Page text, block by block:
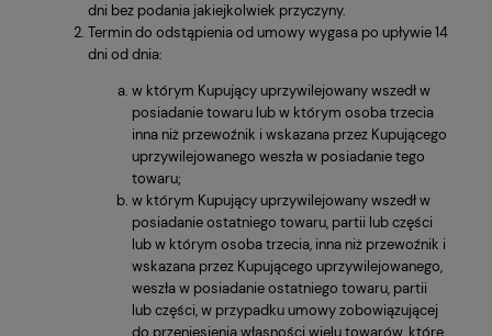
dni bez podania jakiejkolwiek przyczyny.
Termin do odstąpienia od umowy wygasa po upływie 14
dni od dnia:
w którym Kupujący uprzywilejowany wszedł w
posiadanie towaru lub w którym osoba trzecia
inna niż przewoźnik i wskazana przez Kupującego
uprzywilejowanego weszła w posiadanie tego
towaru;
w którym Kupujący uprzywilejowany wszedł w
posiadanie ostatniego towaru, partii lub części
lub w którym osoba trzecia, inna niż przewoźnik i
wskazana przez Kupującego uprzywilejowanego,
weszła w posiadanie ostatniego towaru, partii
lub części, w przypadku umowy zobowiązującej